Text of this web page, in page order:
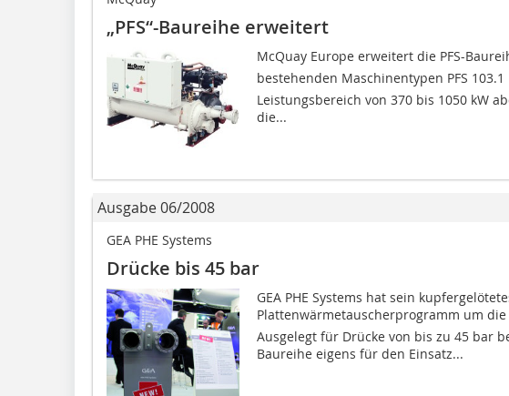
„PFS“-Baureihe erweitert
McQuay Europe erweitert die PFS-
bestehenden Maschinentypen PFS 103.1
Leistungsbereich von 370 bis 1050 kW
die...
Ausgabe 06/2008
GEA PHE Systems
Drücke bis 45 bar
GEA PHE Systems hat sein
Plattenwärmetauscherprogramm um die
Ausgelegt für Drücke von bis zu 45 bar
Baureihe eigens für den Einsatz...